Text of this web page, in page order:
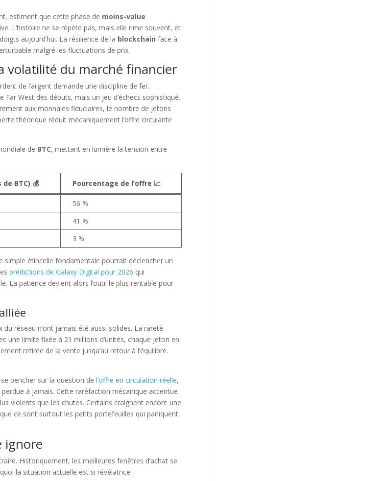
estiment que cette phase de moins-value
L’histoire ne se répète pas, mais elle rime souvent, et
aujourd’hui. La résilience de la blockchain face à
malgré les fluctuations de prix.
volatilité du marché financier
de l’argent demande une discipline de fer.
Far West des débuts, mais un jeu d’échecs sophistiqué.
aux monnaies fiduciaires, le nombre de jetons
théorique réduit mécaniquement l’offre circulante
de BTC, mettant en lumière la tension entre
BTC) 💰 Pourcentage de l’offre 📈
56 %
41 %
3 %
étincelle fondamentale pourrait déclencher un
prédictions de Galaxy Digital pour 2026 qui
La patience devient alors l’outil le plus rentable pour
réseau n’ont jamais été aussi solides. La rareté
une limite fixée à 21 millions d’unités, chaque jeton en
retirée de la vente jusqu’au retour à l’équilibre.
pencher sur la question del’offre en circulation réelle,
à jamais. Cette raréfaction mécanique accentue
violents que les chutes. Certains craignent encore une
ce sont surtout les petits portefeuilles qui paniquent
ignore
Historiquement, les meilleures fenêtres d’achat se
la situation actuelle est si révélatrice :
est gratuit
Twitter Pinterest